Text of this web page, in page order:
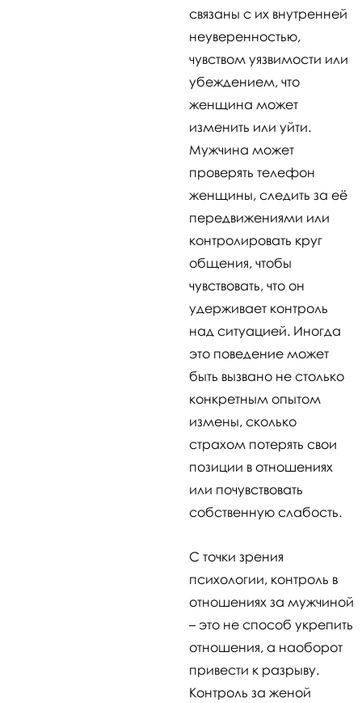
связаны с их внутренней
неуверенностью,
чувством уязвимости или
убеждением, что
женщина может
изменить или уйти.
Мужчина может
проверять телефон
женщины, следить за её
передвижениями или
контролировать круг
общения, чтобы
чувствовать, что он
удерживает контроль
над ситуацией. Иногда
это поведение может
быть вызвано не столько
конкретным опытом
измены, сколько
страхом потерять свои
позиции в отношениях
или почувствовать
собственную слабость.
С точки зрения
психологии, контроль в
отношениях за мужчиной
– это не способ укрепить
отношения, а наоборот
привести к разрыву.
Контроль за женой